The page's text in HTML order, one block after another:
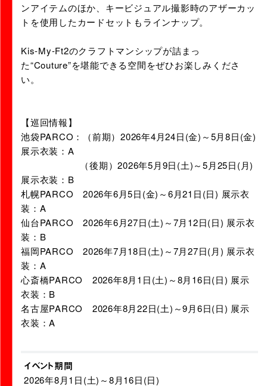
ンアイテムのほか、キービジュアル撮影時のアザーカッ
トを使用したカードセットもラインナップ。
Kis-My-Ft2のクラフトマンシップが詰まっ
た“Couture”を堪能できる空間をぜひお楽しみくださ
い。
【巡回情報】
池袋PARCO：（前期）2026年4月24日(金)～5月8日(金)
展示衣装：A
（後期）2026年5月9日(土)～5月25日(月)
展示衣装：B
札幌PARCO 2026年6月5日(金)～6月21日(日) 展示衣
装：A
仙台PARCO 2026年6月27日(土)～7月12日(日) 展示衣
装：B
福岡PARCO 2026年7月18日(土)～7月27日(月) 展示衣
装：A
心斎橋PARCO 2026年8月1日(土)～8月16日(日) 展示
衣装：B
名古屋PARCO 2026年8月22日(土)～9月6日(日) 展示
衣装：A
イベント期間
2026年8月1日(土)～8月16日(日)